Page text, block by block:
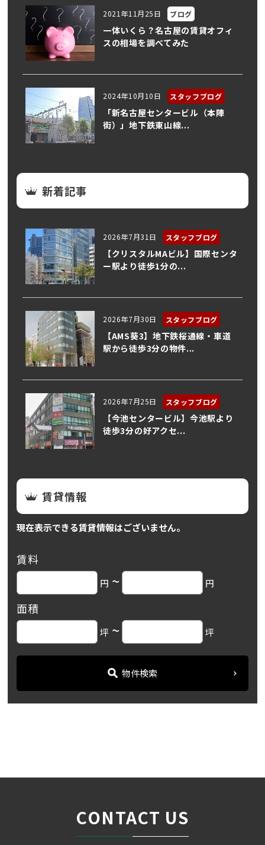
2021年11月25日 ブログ
一体いくら？名古屋の賃貸オフィ
スの相場を調べてみた
2024年10月10日 スタッフブログ
「新名古屋センタービル（本陣
街）」地下鉄東山線...
新着記事
2026年7月31日 スタッフブログ
【クリスタルMAビル】国際センタ
ー駅より徒歩1分の...
2026年7月30日 スタッフブログ
【AMS葵3】地下鉄桜通線・車道
駅から徒歩3分の物件...
2026年7月25日 スタッフブログ
【今池センタービル】今池駅より
徒歩3分の好アクセ...
賃貸情報
現在表示できる賃貸情報はございません。
賃料
円 ~ 円
面積
坪 ~ 坪
物件検索
CONTACT US